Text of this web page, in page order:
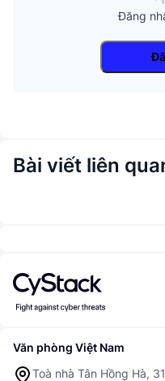
Đăng
Bài viết liên
Văn phòng Việt Nam
Toà nhà Tân Hồng Hà,